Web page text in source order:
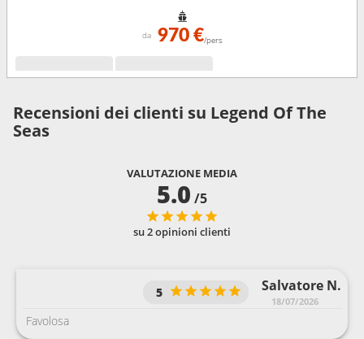
da 970 €/pers
Recensioni dei clienti su Legend Of The
Seas
VALUTAZIONE MEDIA
5.0 /5
su 2 opinioni clienti
Salvatore N.
18/07/2026
5
Favolosa